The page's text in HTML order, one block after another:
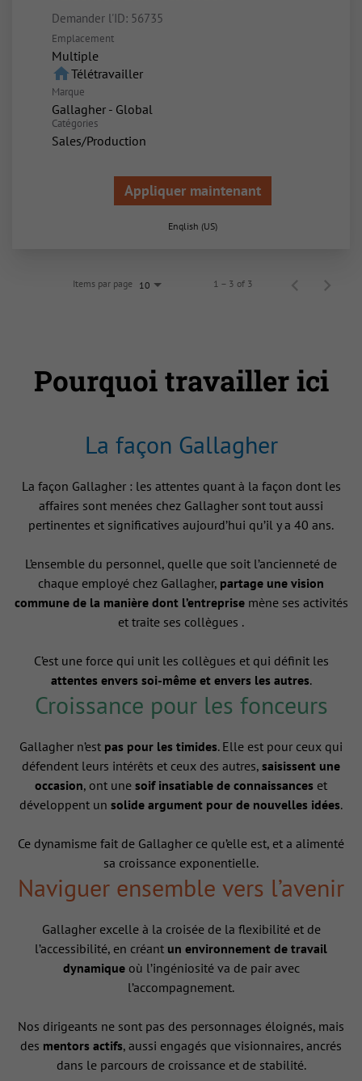
Demander l'ID: 56735
Emplacement
Multiple
homeTélétravailler
Marque
Gallagher - Global
Catégories
Sales/Production
Appliquer maintenant
English (US)
Items par page 10 1 – 3 of 3
Pourquoi travailler ici
La façon Gallagher
La façon Gallagher : les attentes quant à la façon dont les
affaires sont menées chez Gallagher sont tout aussi
pertinentes et significatives aujourd’hui qu’il y a 40 ans.
L’ensemble du personnel, quelle que soit l’ancienneté de
chaque employé chez Gallagher, partage une vision
commune de la manière dont l’entreprisemène ses activités
et traite ses collègues .
C’est une force qui unit les collègues et qui définit les
attentes envers soi-même et envers les autres.
Croissance pour les fonceurs
Gallagher n’est pas pour les timides. Elle est pour ceux qui
défendent leurs intérêts et ceux des autres, saisissent une
occasion, ont une soif insatiable de connaissances et
développent un solide argument pour de nouvelles idées.
Ce dynamisme fait de Gallagher ce qu’elle est, et a alimenté
sa croissance exponentielle.
Naviguer ensemble vers l’avenir
Gallagher excelle à la croisée de la flexibilité et de
l’accessibilité, en créant un environnement de travail
dynamique où l’ingéniosité va de pair avec
l’accompagnement.
Nos dirigeants ne sont pas des personnages éloignés, mais
des mentors actifs, aussi engagés que visionnaires, ancrés
dans le parcours de croissance et de stabilité.